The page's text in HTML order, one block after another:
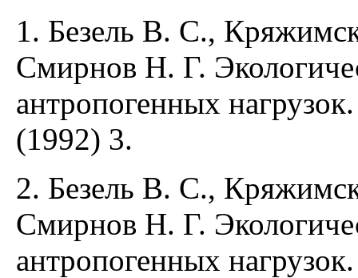
1. Безель В. С.,
Смирнов Н. Г.
антропогенных
(1992) 3.
2. Безель В. С.,
Смирнов Н. Г.
антропогенных